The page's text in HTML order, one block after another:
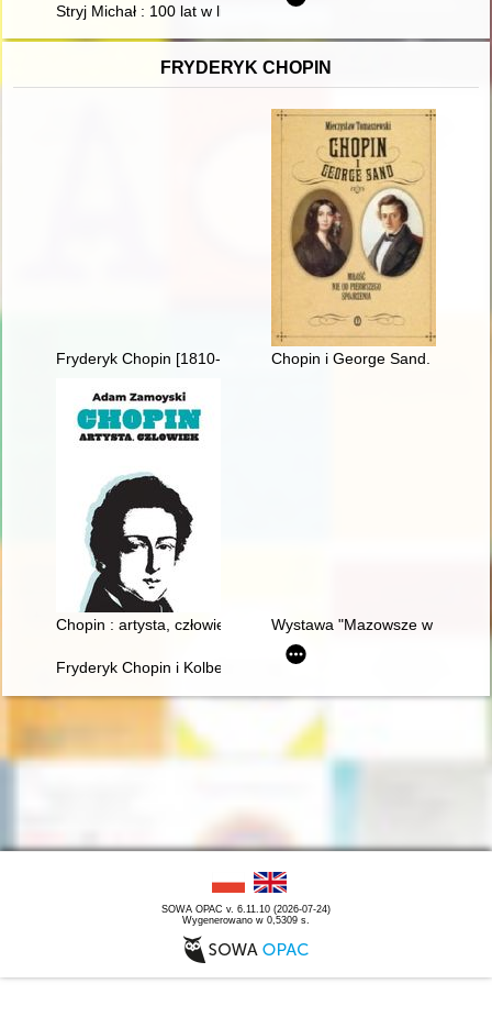
Stryj Michał : 100 lat w listach
FRYDERYK CHOPIN
Fryderyk Chopin [1810-1949] Chopin i George Sand. Miłość
Chopin : artysta, człowiek Wystawa "Mazowsze w
Fryderyk Chopin i Kolbergowie. Wspomnienia i inspiracje
SOWA OPAC v. 6.11.10 (2026-07-24)
Wygenerowano w 0,5309 s.